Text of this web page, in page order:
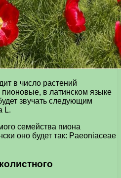
в число растений
в латинском языке
звучать следующим
L.
семейства пиона
оно будет так: Paeoniaceae